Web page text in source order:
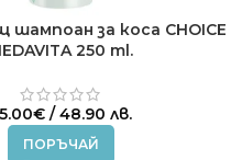
за коса CHOICE
250 ml.
€ / 48.90 лв.
ПОРЪЧАЙ